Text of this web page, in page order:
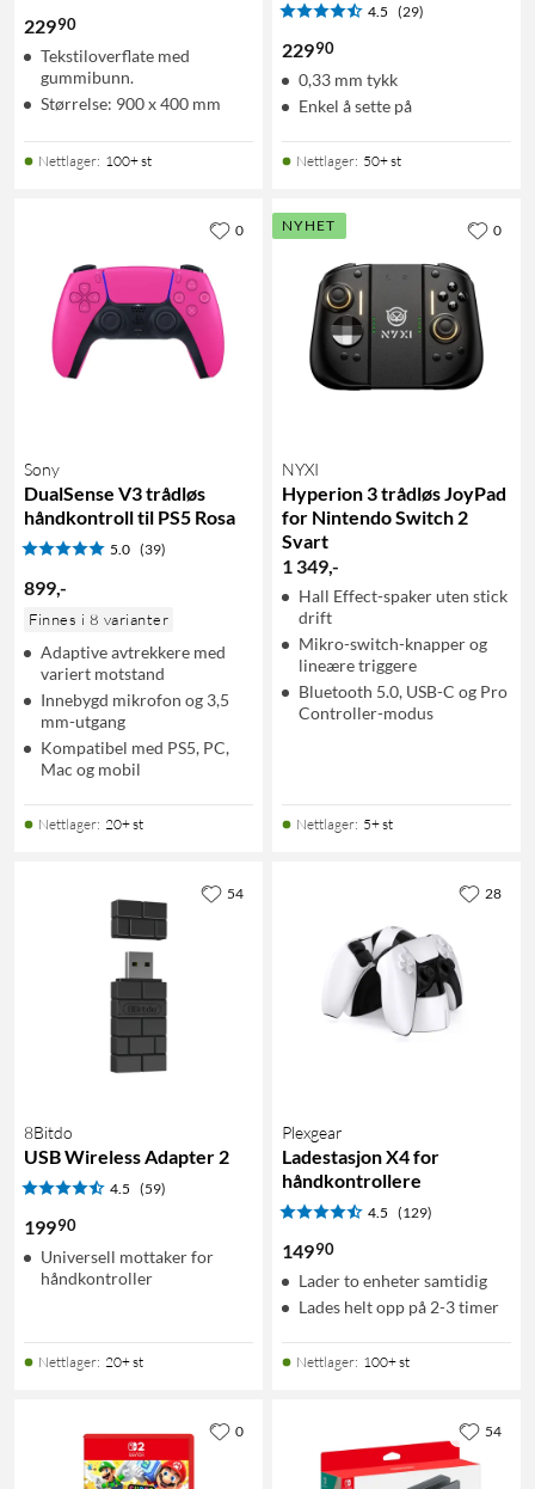
22990
Tekstiloverflate med
gummibunn.
Størrelse: 900 x 400 mm
Nettlager: 100+ st
4.5 (29)
22990
0,33 mm tykk
Enkel å sette på
Nettlager: 50+ st
Sony
DualSense V3 trådløs
håndkontroll til PS5 Rosa
5.0 (39)
899,-
Finnes i 8 varianter
Adaptive avtrekkere med
variert motstand
Innebygd mikrofon og 3,5
mm-utgang
Kompatibel med PS5, PC,
Mac og mobil
Nettlager: 20+ st
0 NYHET
NYXI
Hyperion 3 trådløs JoyPad
for Nintendo Switch 2
Svart
1 349,-
Hall Effect-spaker uten stick
drift
Mikro-switch-knapper og
lineære triggere
Bluetooth 5.0, USB-C og Pro
Controller-modus
Nettlager: 5+ st
0
8Bitdo
USB Wireless Adapter 2
4.5 (59)
19990
Universell mottaker for
håndkontroller
Nettlager: 20+ st
54
Plexgear
Ladestasjon X4 for
håndkontrollere
4.5 (129)
14990
Lader to enheter samtidig
Lades helt opp på 2-3 timer
Nettlager: 100+ st
28
0 54